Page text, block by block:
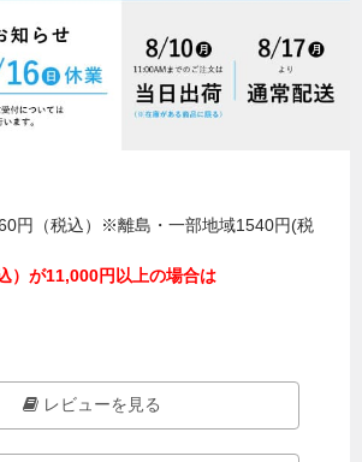
円（税込）※離島・一部地域1540円(税
）が11,000円以上の場合は
レビューを見る